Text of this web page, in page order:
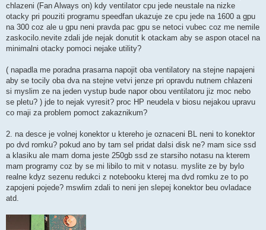
chlazeni (Fan Always on) kdy ventilator cpu jede neustale na nizke
otacky pri pouziti programu speedfan ukazuje ze cpu jede na 1600 a gpu
na 300 coz ale u gpu neni pravda pac gpu se netoci vubec coz me nemile
zaskocilo.nevite zdali jde nejak donutit k otackam aby se aspon otacel na
minimalni otacky pomoci nejake utility?
( napadla me poradna prasarna napojit oba ventilatory na stejne napajeni
aby se tocily oba dva na stejne vetvi jenze pri opravdu nutnem chlazeni
si myslim ze na jeden vystup bude napor obou ventilatoru jiz moc nebo
se pletu? ) jde to nejak vyresit? proc HP neudela v biosu nejakou upravu
co maji za problem pomoct zakaznikum?
2. na desce je volnej konektor u ktereho je oznaceni BL neni to konektor
po dvd romku? pokud ano by tam sel pridat dalsi disk ne? mam sice ssd
a klasiku ale mam doma jeste 250gb ssd ze starsiho notasu na kterem
mam programy coz by se mi libilo to mit v notasu. myslite ze by bylo
realne kdyz sezenu redukci z notebooku kterej ma dvd romku ze to po
zapojeni pojede? mswlim zdali to neni jen slepej konektor beu ovladace
atd.